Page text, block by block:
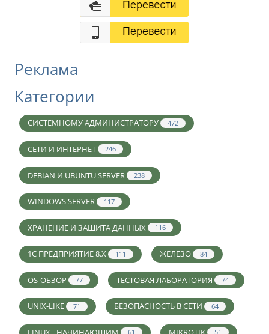
Реклама
Категории
СИСТЕМНОМУ АДМИНИСТРАТОРУ 472
СЕТИ И ИНТЕРНЕТ 246
DEBIAN И UBUNTU SERVER 238
WINDOWS SERVER 117
ХРАНЕНИЕ И ЗАЩИТА ДАННЫХ 116
1С ПРЕДПРИЯТИЕ 8.X 111 ЖЕЛЕЗО 84
OS-ОБЗОР 77 ТЕСТОВАЯ ЛАБОРАТОРИЯ 74
UNIX-LIKE 71 БЕЗОПАСНОСТЬ В СЕТИ 64
61 51